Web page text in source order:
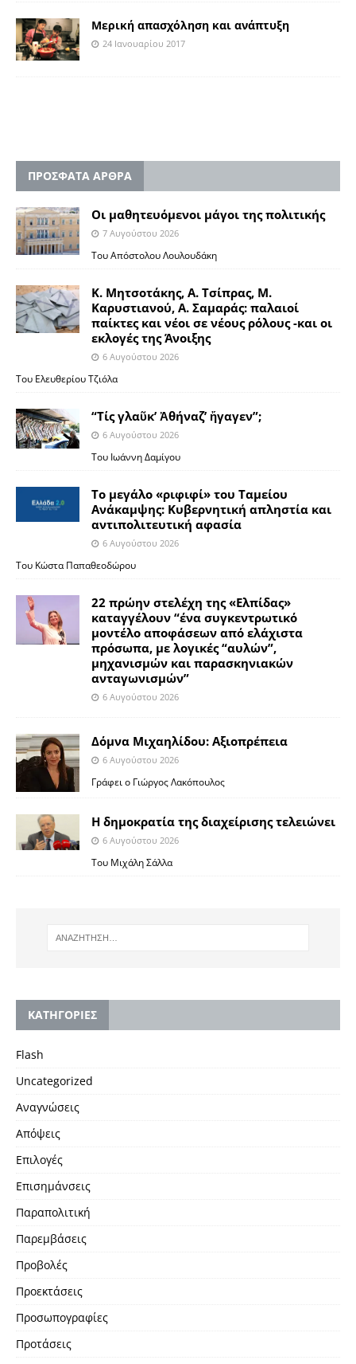
Μερική απασχόληση και ανάπτυξη
24 Ιανουαρίου 2017
ΠΡΟΣΦΑΤΑ ΑΡΘΡΑ
Οι μαθητευόμενοι μάγοι της πολιτικής
7 Αυγούστου 2026
Του Απόστολου Λουλουδάκη
Κ. Μητσοτάκης, Α. Τσίπρας, Μ.
Καρυστιανού, Α. Σαμαράς: παλαιοί
παίκτες και νέοι σε νέους ρόλους -και οι
εκλογές της Άνοιξης
6 Αυγούστου 2026
Του Ελευθερίου Τζιόλα
“Τίς γλαῦκ’ Ἀθήναζ’ ἤγαγεν”;
6 Αυγούστου 2026
Του Ιωάννη Δαμίγου
Το μεγάλο «ριφιφί» του Ταμείου
Ανάκαμψης: Κυβερνητική απληστία και
αντιπολιτευτική αφασία
6 Αυγούστου 2026
Του Κώστα Παπαθεοδώρου
22 πρώην στελέχη της «Ελπίδας»
καταγγέλουν “ένα συγκεντρωτικό
μοντέλο αποφάσεων από ελάχιστα
πρόσωπα, με λογικές “αυλών”,
μηχανισμών και παρασκηνιακών
ανταγωνισμών”
6 Αυγούστου 2026
Δόμνα Μιχαηλίδου: Αξιοπρέπεια
6 Αυγούστου 2026
Γράφει ο Γιώργος Λακόπουλος
Η δημοκρατία της διαχείρισης τελειώνει
6 Αυγούστου 2026
Του Μιχάλη Σάλλα
KΑΤΗΓΟΡΙΕΣ
Flash
Uncategorized
Αναγνώσεις
Απόψεις
Επιλογές
Επισημάνσεις
Παραπολιτική
Παρεμβάσεις
Προβολές
Προεκτάσεις
Προσωπογραφίες
Προτάσεις